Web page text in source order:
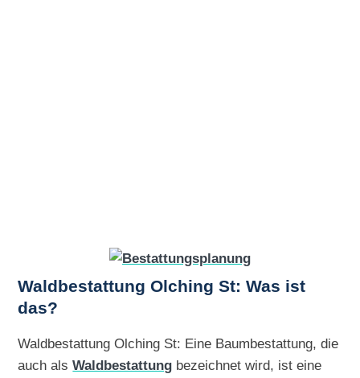
Waldbestattung Olching St: Was ist
das?
Waldbestattung Olching St: Eine Baumbestattung, die
auch alsWaldbestattung bezeichnet wird, ist eine